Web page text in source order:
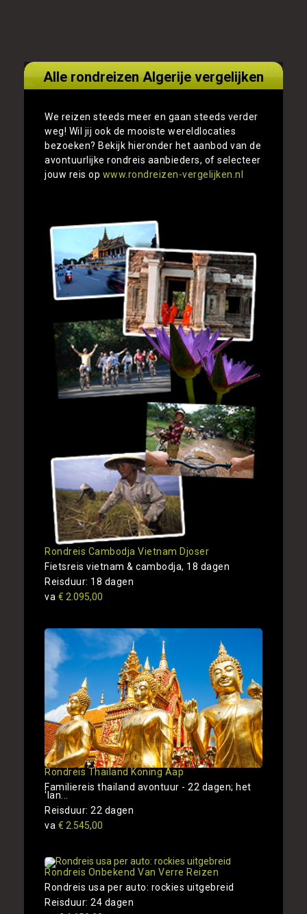
Alle rondreizen Algerije vergelijken
We reizen steeds meer en gaan steeds verder
weg! Wil jij ook de mooiste wereldlocaties
bezoeken? Bekijk hieronder het aanbod van de
avontuurlijke rondreis aanbieders, of selecteer
jouw reis op www.rondreizen-vergelijken.nl
Rondreis Cambodja Vietnam Djoser
Fietsreis vietnam & cambodja, 18 dagen
Reisduur: 18 dagen
va € 2.095,00
Rondreis Thailand Koning Aap
Familiereis thailand avontuur - 22 dagen; het
'lan...
Reisduur: 22 dagen
va € 2.545,00
Rondreis Onbekend Van Verre Reizen
Rondreis usa per auto: rockies uitgebreid
Reisduur: 24 dagen